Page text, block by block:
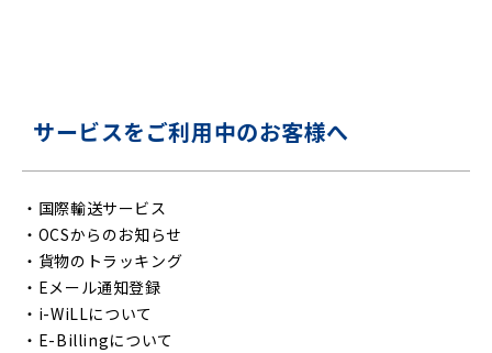
サービスをご利用中のお客様へ
・ 国際輸送サービス
・ OCSからのお知らせ
・ 貨物のトラッキング
・ Eメール通知登録
・ i-WiLLについて
・ E-Billingについて